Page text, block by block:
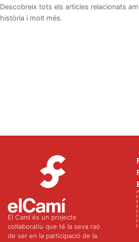
Descobreix tots els articles relacionats
història i molt més.
El Camí és un projecte
col·laboratiu que té la seva raó
de ser en la participació de la